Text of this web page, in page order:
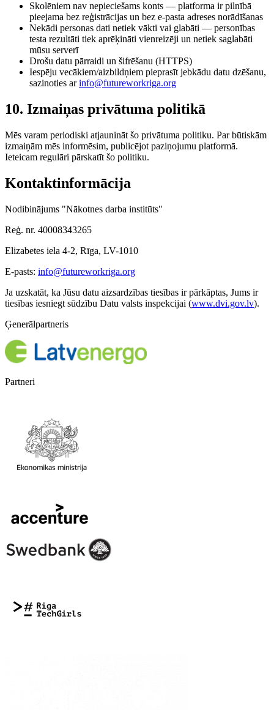
Skolēniem nav nepieciešams konts — platforma ir pilnībā
pieejama bez reģistrācijas un bez e-pasta adreses norādīšanas
Nekādi personas dati netiek vākti vai glabāti — personības
testa rezultāti tiek aprēķināti vienreizēji un netiek saglabāti
mūsu serverī
Drošu datu pārraidi un šifrēšanu (HTTPS)
Iespēju vecākiem/aizbildņiem pieprasīt jebkādu datu dzēšanu,
sazinoties ar info@futureworkriga.org
10. Izmaiņas privātuma politikā
Mēs varam periodiski atjaunināt šo privātuma politiku. Par būtiskām
izmaiņām mēs informēsim, publicējot paziņojumu platformā.
Ieteicam regulāri pārskatīt šo politiku.
Kontaktinformācija
Nodibinājums "Nākotnes darba institūts"
Reģ. nr. 40008343265
Elizabetes iela 4-2, Rīga, LV-1010
E-pasts: info@futureworkriga.org
Ja uzskatāt, ka Jūsu datu aizsardzības tiesības ir pārkāptas, Jums ir
tiesības iesniegt sūdzību Datu valsts inspekcijai (www.dvi.gov.lv).
Ģenerālpartneris
Partneri